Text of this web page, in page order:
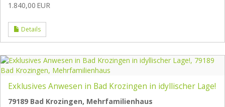
1.840,00 EUR
Details
Exklusives Anwesen in Bad Krozingen in idyllischer Lage!
79189 Bad Krozingen, Mehrfamilienhaus